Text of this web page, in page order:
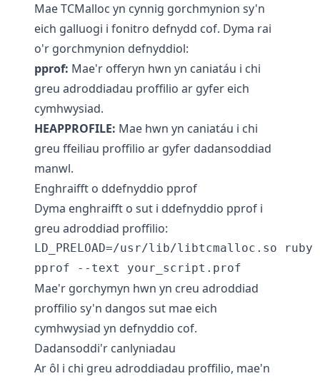
Mae TCMalloc yn cynnig gorchmynion sy'n
eich galluogi i fonitro defnydd cof. Dyma rai
o'r gorchmynion defnyddiol:
pprof: Mae'r offeryn hwn yn caniatáu i chi
greu adroddiadau proffilio ar gyfer eich
cymhwysiad.
HEAPPROFILE: Mae hwn yn caniatáu i chi
greu ffeiliau proffilio ar gyfer dadansoddiad
manwl.
Enghraifft o ddefnyddio pprof
Dyma enghraifft o sut i ddefnyddio pprof i
greu adroddiad proffilio:
LD_PRELOAD=/usr/lib/libtcmalloc.so
Mae'r gorchymyn hwn yn creu adroddiad
proffilio sy'n dangos sut mae eich
cymhwysiad yn defnyddio cof.
Dadansoddi'r canlyniadau
Ar ôl i chi greu adroddiadau proffilio, mae'n